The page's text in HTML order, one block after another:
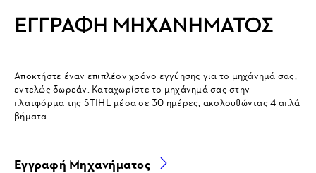
ΕΓΓΡΑΦΉ ΜΗΧΑΝΉΜΑΤΟΣ
Αποκτήστε έναν επιπλέον χρόνο εγγύησης για το μηχάνημά σας,
εντελώς δωρεάν. Καταχωρίστε το μηχάνημά σας στην
πλατφόρμα της STIHL μέσα σε 30 ημέρες, ακολουθώντας 4 απλά
βήματα.
Εγγραφή Μηχανήματος